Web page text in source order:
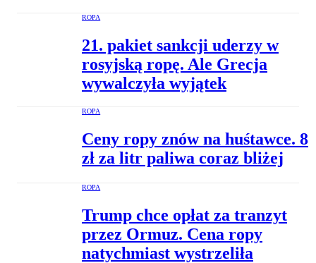
ROPA
21. pakiet sankcji uderzy w
rosyjską ropę. Ale Grecja
wywalczyła wyjątek
ROPA
Ceny ropy znów na huśtawce. 8
zł za litr paliwa coraz bliżej
ROPA
Trump chce opłat za tranzyt
przez Ormuz. Cena ropy
natychmiast wystrzeliła